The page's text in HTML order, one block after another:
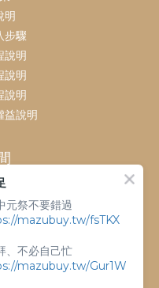
明
步驟
說明
說明
說明
益說明
～下午6點
元祭不要錯過
mazubuy.tw/fsTKX
、不必自己忙
mazubuy.tw/Gur1W